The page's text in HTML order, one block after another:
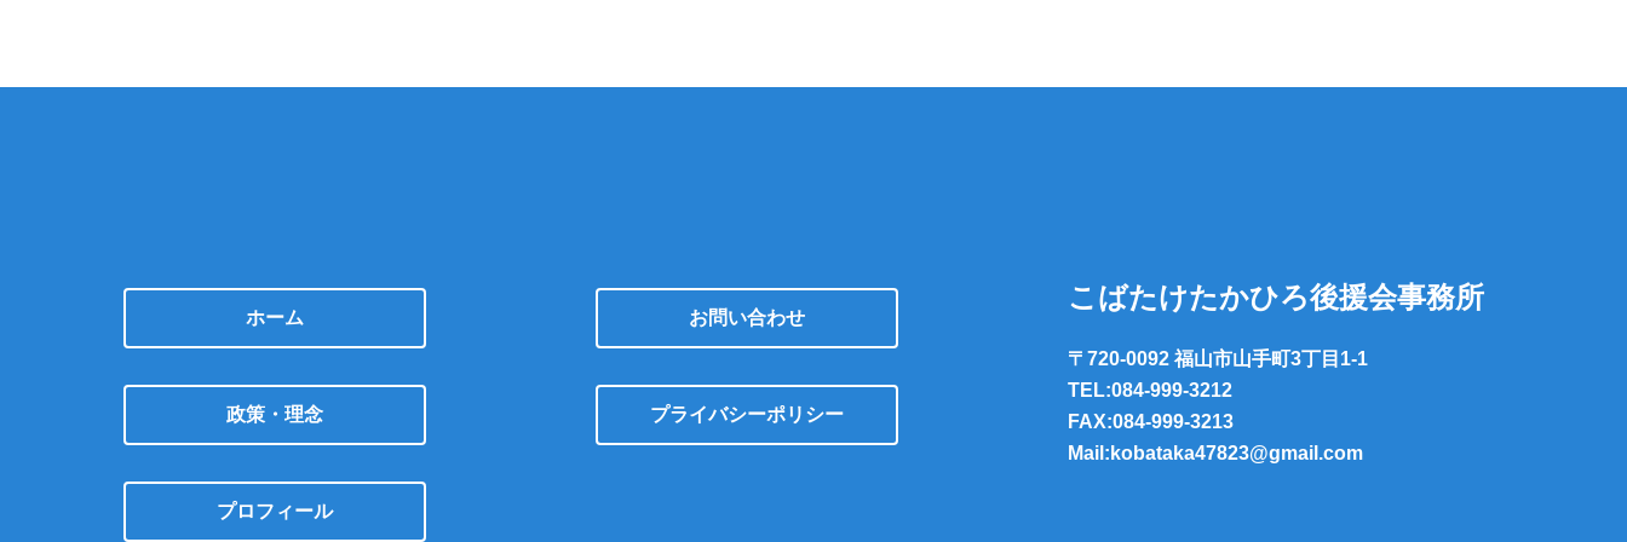
ホーム
政策・理念
プロフィール
お問い合わせ
プライバシーポリシー
こばたけたかひろ後援会事務所
〒720-0092 福山市山手町3丁目1-1
TEL:084-999-3212
FAX:084-999-3213
Mail:kobataka47823@gmail.com